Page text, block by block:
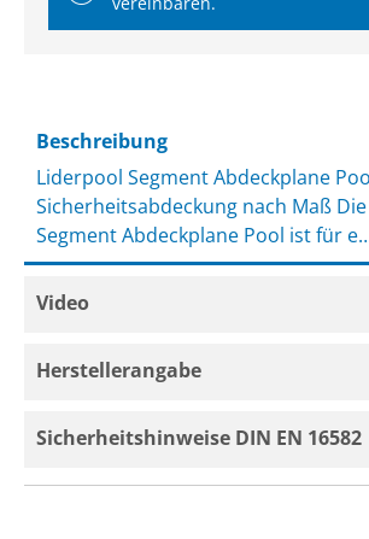
Beschreibung
Liderpool Segment Abdeckplane
Sicherheitsabdeckung nach Maß
Segment Abdeckplane Pool ist für
Video
Herstellerangabe
Sicherheitshinweise DIN EN 16582